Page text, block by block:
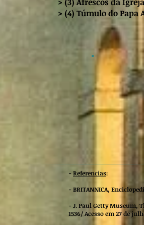
> (4) Túmulo do Papa
-Referencias:
- BRITANNICA,
- J. Paul Getty Museum,
1536/Acesso em 27 de